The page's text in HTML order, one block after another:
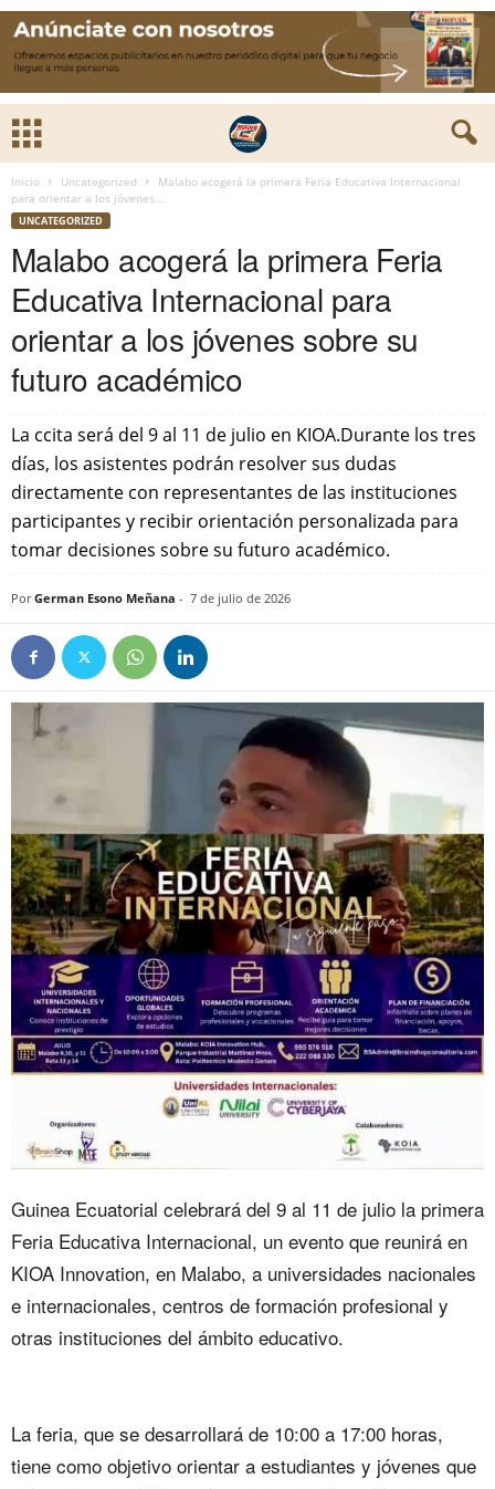
Inicio Uncategorized
‎Malabo acogerá la primera Feria Educativa Internacional
para orientar a los jóvenes...
UNCATEGORIZED
‎Malabo acogerá la primera Feria
Educativa Internacional para
orientar a los jóvenes sobre su
futuro académico
‎La ccita será del 9 al 11 de julio en KIOA.Durante los tres
días, los asistentes podrán resolver sus dudas
directamente con representantes de las instituciones
participantes y recibir orientación personalizada para
tomar decisiones sobre su futuro académico. ‎ ‎
Por German Esono Meñana - 7 de julio de 2026
‎Guinea Ecuatorial celebrará del 9 al 11 de julio la primera
Feria Educativa Internacional, un evento que reunirá en
KIOA Innovation, en Malabo, a universidades nacionales
e internacionales, centros de formación profesional y
otras instituciones del ámbito educativo.
‎La feria, que se desarrollará de 10:00 a 17:00 horas,
tiene como objetivo orientar a estudiantes y jóvenes que